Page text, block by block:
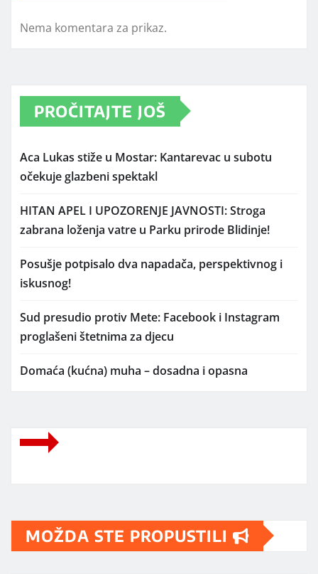
Nema komentara za prikaz.
PROČITAJTE JOŠ
Aca Lukas stiže u Mostar: Kantarevac u subotu
očekuje glazbeni spektakl
HITAN APEL I UPOZORENJE JAVNOSTI: Stroga
zabrana loženja vatre u Parku prirode Blidinje!
Posušje potpisalo dva napadača, perspektivnog i
iskusnog!
Sud presudio protiv Mete: Facebook i Instagram
proglašeni štetnima za djecu
Domaća (kućna) muha – dosadna i opasna
MOŽDA STE PROPUSTILI